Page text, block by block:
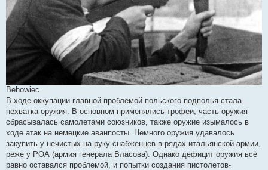
Behowiec
В ходе оккупации главной проблемой польского подполья стала
нехватка оружия. В основном применялись трофеи, часть оружия
сбрасывалась самолетами союзников, также оружие изымалось в
ходе атак на немецкие аванпосты. Немного оружия удавалось
закупить у нечистых на руку снабженцев в рядах итальянской армии,
реже у РОА (армия генерала Власова). Однако дефицит оружия всё
равно оставался проблемой, и попытки создания пистолетов-